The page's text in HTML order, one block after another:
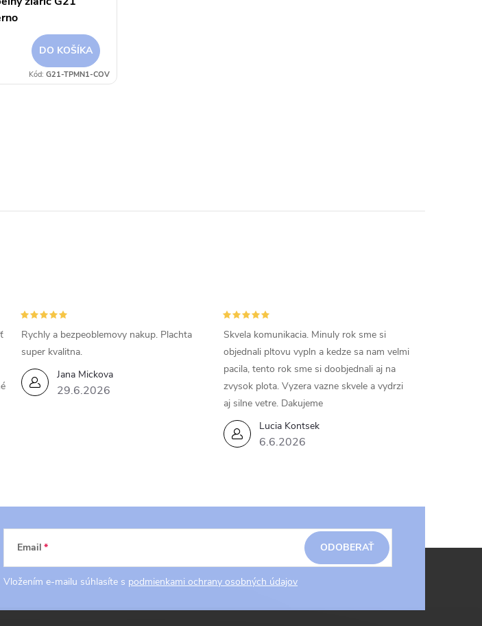
DO KOŠÍKA
Kód: G21-TPMN1-COV
Jana Mickova
29.6.2026
Rychly a bezpeoblemovy nakup. Plachta
super kvalitna.
Lucia Kontsek
6.6.2026
Skvela komunikacia. Minuly rok sme si
objednali pltovu vypln a kedze sa nam velmi
pacila, tento rok sme si doobjednali aj na
zvysok plota. Vyzera vazne skvele a vydrzi
aj silne vetre. Dakujeme
Email
Vložením e-mailu súhlasíte s podmienkami ochrany osobných údajov
ODOBERAŤ